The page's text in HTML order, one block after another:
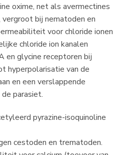
oxime, net als avermectines
vergroot bij nematoden en
voor chloride ionen
chloride ion kanalen
en glycine receptoren bij
hyperpolarisatie van de
en een verslappende
parasiet.
pyrazine-isoquinoline
cestoden en trematoden.